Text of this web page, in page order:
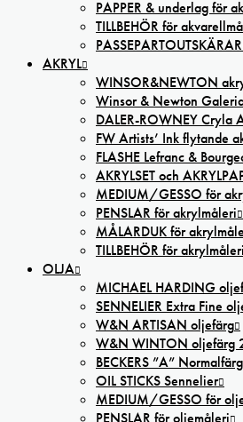
PAPPER & underlag för
TILLBEHÖR för
AKRYL
WINSOR&NEWTON
Winsor & Newton
DALER-ROWNEY Cryla
FW Artists’ Ink flytande
FLASHE Lefranc &
AKRYLSET och
MEDIUM/GESSO för
PENSLAR för akrylmåleri
MÅLARDUK för
TILLBEHÖR för akrylmåleri
OLJA
MICHAEL HARDING
SENNELIER Extra Fine
W&N ARTISAN oljefärg
W&N WINTON oljefärg
BECKERS ”A”
OIL STICKS Sennelier
MEDIUM/GESSO för
PENSLAR för oljemåleri